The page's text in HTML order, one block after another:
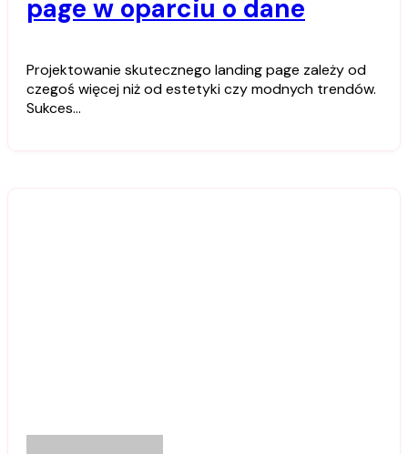
page w oparciu o dane
Projektowanie skutecznego landing page zależy od
czegoś więcej niż od estetyki czy modnych trendów.
Sukces…